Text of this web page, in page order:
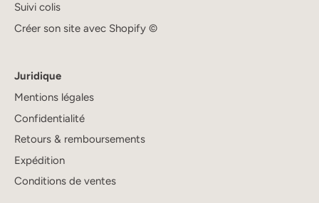
Suivi colis
Créer son site avec Shopify ©
Juridique
Mentions légales
Confidentialité
Retours & remboursements
Expédition
Conditions de ventes